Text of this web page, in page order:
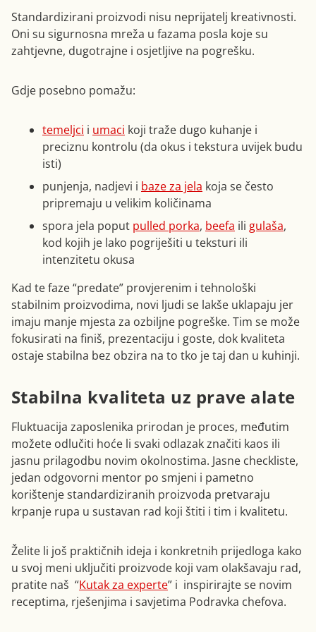
Standardizirani proizvodi nisu neprijatelj kreativnosti.
Oni su sigurnosna mreža u fazama posla koje su
zahtjevne, dugotrajne i osjetljive na pogrešku.
Gdje posebno pomažu:
temeljci i umaci koji traže dugo kuhanje i
preciznu kontrolu (da okus i tekstura uvijek budu
isti)
punjenja, nadjevi i baze za jela koja se često
pripremaju u velikim količinama
spora jela poput pulled porka, beefa ili gulaša,
kod kojih je lako pogriješiti u teksturi ili
intenzitetu okusa
Kad te faze “predate” provjerenim i tehnološki
stabilnim proizvodima, novi ljudi se lakše uklapaju jer
imaju manje mjesta za ozbiljne pogreške. Tim se može
fokusirati na finiš, prezentaciju i goste, dok kvaliteta
ostaje stabilna bez obzira na to tko je taj dan u kuhinji.
Stabilna kvaliteta uz prave alate
Fluktuacija zaposlenika prirodan je proces, međutim
možete odlučiti hoće li svaki odlazak značiti kaos ili
jasnu prilagodbu novim okolnostima. Jasne checkliste,
jedan odgovorni mentor po smjeni i pametno
korištenje standardiziranih proizvoda pretvaraju
krpanje rupa u sustavan rad koji štiti i tim i kvalitetu.
Želite li još praktičnih ideja i konkretnih prijedloga kako
u svoj meni uključiti proizvode koji vam olakšavaju rad,
pratite naš “Kutak za experte” i inspirirajte se novim
receptima, rješenjima i savjetima Podravka chefova.